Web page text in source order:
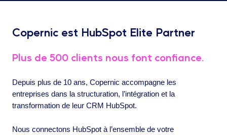
Copernic est HubSpot Elite Partner
Plus de 500 clients nous font confiance.
Depuis plus de 10 ans, Copernic accompagne les
entreprises dans la structuration, l’intégration et la
transformation de leur CRM HubSpot.
Nous connectons HubSpot à l’ensemble de votre